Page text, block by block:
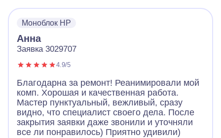
Моноблок HP
Анна
Заявка 3029707
4.9/5
Благодарна за ремонт! Реанимировали мой
комп. Хорошая и качественная работа.
Мастер пунктуальный, вежливый, сразу
видно, что специалист своего дела. После
закрытия заявки даже звонили и уточняли
все ли понравилось) Приятно удивили)